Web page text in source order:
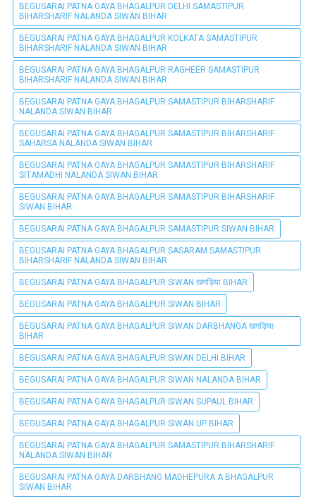
BEGUSARAI PATNA GAYA BHAGALPUR DELHI SAMASTIPUR
BIHARSHARIF NALANDA SIWAN BIHAR
BEGUSARAI PATNA GAYA BHAGALPUR KOLKATA SAMASTIPUR
BIHARSHARIF NALANDA SIWAN BIHAR
BEGUSARAI PATNA GAYA BHAGALPUR RAGHEER SAMASTIPUR
BIHARSHARIF NALANDA SIWAN BIHAR
BEGUSARAI PATNA GAYA BHAGALPUR SAMASTIPUR BIHARSHARIF
NALANDA SIWAN BIHAR
BEGUSARAI PATNA GAYA BHAGALPUR SAMASTIPUR BIHARSHARIF
SAHARSA NALANDA SIWAN BIHAR
BEGUSARAI PATNA GAYA BHAGALPUR SAMASTIPUR BIHARSHARIF
SITAMADHI NALANDA SIWAN BIHAR
BEGUSARAI PATNA GAYA BHAGALPUR SAMASTIPUR BIHARSHARIF
SIWAN BIHAR
BEGUSARAI PATNA GAYA BHAGALPUR SAMASTIPUR SIWAN BIHAR
BEGUSARAI PATNA GAYA BHAGALPUR SASARAM SAMASTIPUR
BIHARSHARIF NALANDA SIWAN BIHAR
BEGUSARAI PATNA GAYA BHAGALPUR SIWAN खगड़िया BIHAR
BEGUSARAI PATNA GAYA BHAGALPUR SIWAN BIHAR
BEGUSARAI PATNA GAYA BHAGALPUR SIWAN DARBHANGA खगड़िया
BIHAR
BEGUSARAI PATNA GAYA BHAGALPUR SIWAN DELHI BIHAR
BEGUSARAI PATNA GAYA BHAGALPUR SIWAN NALANDA BIHAR
BEGUSARAI PATNA GAYA BHAGALPUR SIWAN SUPAUL BIHAR
BEGUSARAI PATNA GAYA BHAGALPUR SIWAN UP BIHAR
BEGUSARAI PATNA GAYA BHAGALPUR SAMASTIPUR BIHARSHARIF
NALANDA SIWAN BIHAR
BEGUSARAI PATNA GAYA DARBHANG MADHEPURA A BHAGALPUR
SIWAN BIHAR